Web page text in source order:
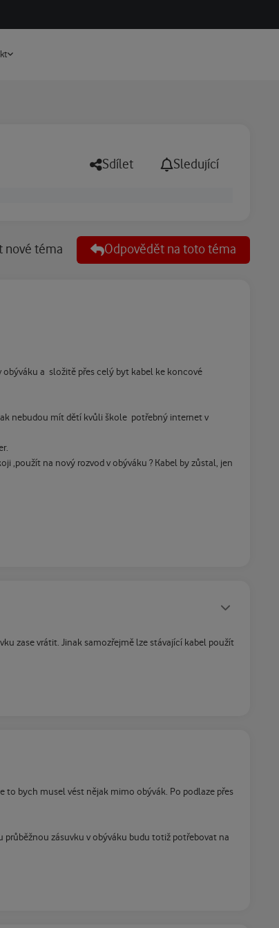
Sdílet Sledující
nové téma Odpovědět na toto téma
obýváku a složitě přes celý byt kabel ke koncové
nebudou mít dětí kvůli škole potřebný internet v
,použít na nový rozvod v obýváku ? Kabel by zůstal, jen
zase vrátit. Jinak samozřejmě lze stávající kabel použít
bych musel vést nějak mimo obývák. Po podlaze přes
zásuvku v obýváku budu totiž potřebovat na